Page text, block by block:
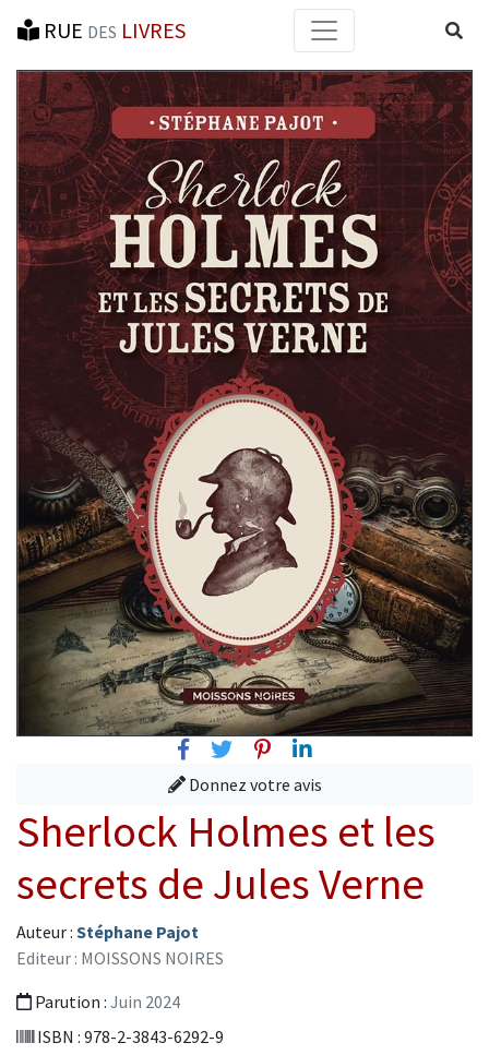
RUE DES LIVRES
FacebookTwitterPinterest
Linkedin
Donnez votre avis
Sherlock Holmes et les
secrets de Jules Verne
Auteur : Stéphane Pajot
Editeur : MOISSONS NOIRES
Parution : Juin 2024
ISBN : 978-2-3843-6292-9